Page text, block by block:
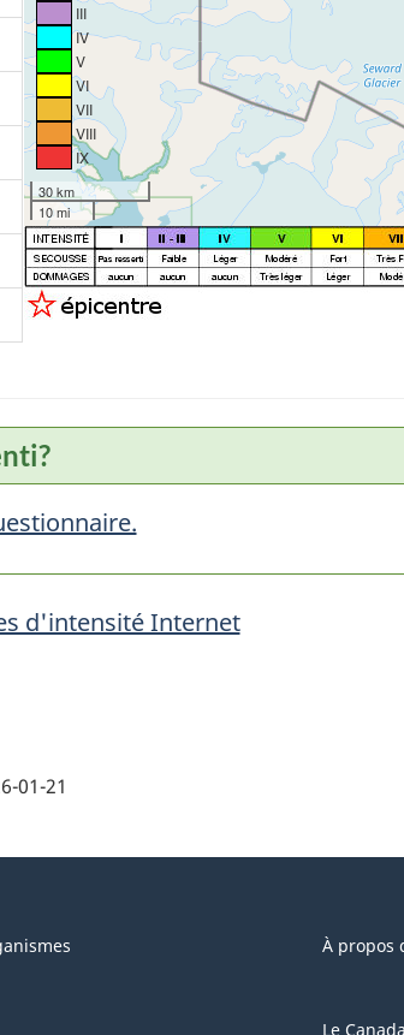
III
IV
V
VI
VII
VIII
IX
30 km
10 mi
d'intensité Internet
01-21
À propos
Le